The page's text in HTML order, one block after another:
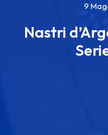
9
Nastri